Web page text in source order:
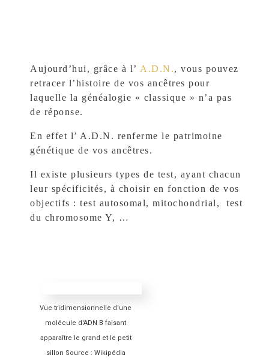
Presse
Outils ▾
Glossaire généalogique
Evénements généalogiques
Tarifs
Aujourd’hui, grâce à l’ A.D.N., vous pouvez
retracer l’histoire de vos ancêtres pour
laquelle la généalogie « classique » n’a pas
de réponse.
En effet l’ A.D.N. renferme le patrimoine
génétique de vos ancêtres.
Il existe plusieurs types de test, ayant chacun
leur spécificités, à choisir en fonction de vos
objectifs : test autosomal, mitochondrial, test
du chromosome Y, …
Vue tridimensionnelle d'une
molécule d'ADN B faisant
apparaître le grand et le petit
sillon Source : Wikipédia